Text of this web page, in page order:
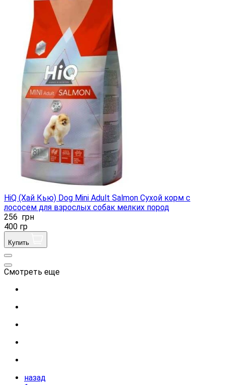
HiQ (Хай Кью) Dog Mini Adult Salmon Сухой корм с
лососем для взрослых собак мелких пород
256 грн
400 гр
Купить
Смотреть еще
назад